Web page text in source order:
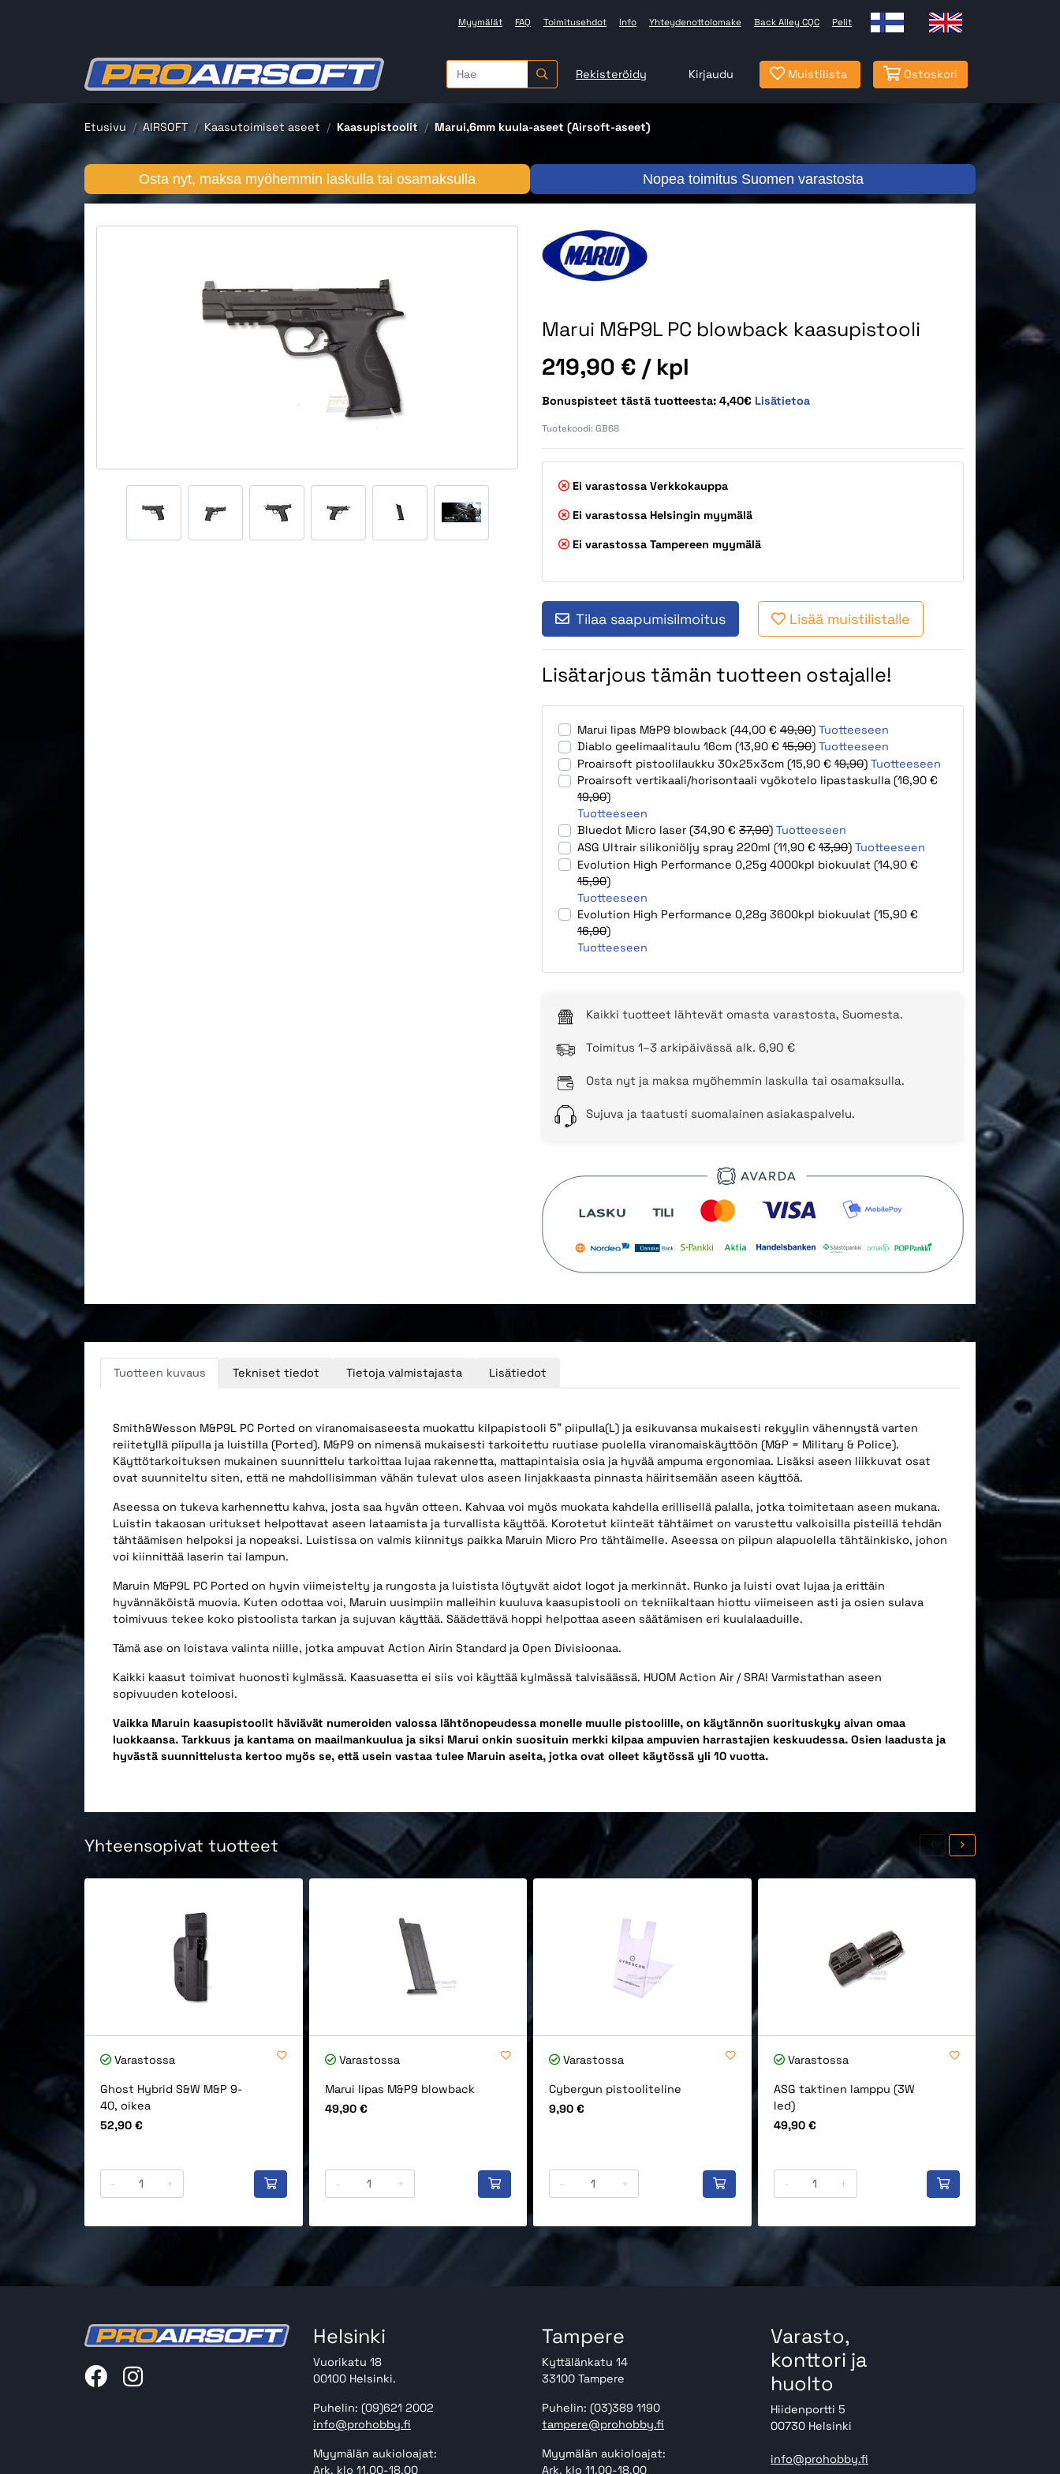
Myymälät FAQ Toimitusehdot Info Yhteydenottolomake Back Alley CQC Pelit
Rekisteröidy Kirjaudu Muistilista Ostoskori
Etusivu AIRSOFT Kaasutoimiset aseet Kaasupistoolit Marui,6mm kuula-aseet (Airsoft-aseet)
Osta nyt, maksa myöhemmin laskulla tai osamaksulla Nopea toimitus Suomen varastosta
Marui M&P9L PC blowback kaasupistooli
Hinta
219,90 € / kpl
Bonuspisteet tästä tuotteesta: 4,40€ Lisätietoa
Tuotekoodi: GB68
Ei varastossa Verkkokauppa
Ei varastossa Helsingin myymälä
Ei varastossa Tampereen myymälä
Tilaa saapumisilmoitus Lisää muistilistalle
Lisätarjous tämän tuotteen ostajalle!
Marui lipas M&P9 blowback (44,00 € 49,90) Tuotteeseen
Diablo geelimaalitaulu 16cm (13,90 € 15,90) Tuotteeseen
Proairsoft pistoolilaukku 30x25x3cm (15,90 € 19,90) Tuotteeseen
Proairsoft vertikaali/horisontaali vyökotelo lipastaskulla (16,90 €
19,90)
Tuotteeseen
Bluedot Micro laser (34,90 € 37,90) Tuotteeseen
ASG Ultrair silikoniöljy spray 220ml (11,90 € 13,90) Tuotteeseen
Evolution High Performance 0,25g 4000kpl biokuulat (14,90 €
15,90)
Tuotteeseen
Evolution High Performance 0,28g 3600kpl biokuulat (15,90 €
16,90)
Tuotteeseen
Kaikki tuotteet lähtevät omasta varastosta, Suomesta.
Toimitus 1–3 arkipäivässä alk. 6,90 €
Osta nyt ja maksa myöhemmin laskulla tai osamaksulla.
Sujuva ja taatusti suomalainen asiakaspalvelu.
Tuotteen kuvaus Tekniset tiedot Tietoja valmistajasta Lisätiedot
Smith&Wesson M&P9L PC Ported on viranomaisaseesta muokattu kilpapistooli 5" piipulla(L) ja esikuvansa mukaisesti rekyylin vähennystä varten
reiitetyllä piipulla ja luistilla (Ported). M&P9 on nimensä mukaisesti tarkoitettu ruutiase puolella viranomaiskäyttöön (M&P = Military & Police).
Käyttötarkoituksen mukainen suunnittelu tarkoittaa lujaa rakennetta, mattapintaisia osia ja hyvää ampuma ergonomiaa. Lisäksi aseen liikkuvat osat
ovat suunniteltu siten, että ne mahdollisimman vähän tulevat ulos aseen linjakkaasta pinnasta häiritsemään aseen käyttöä.
Aseessa on tukeva karhennettu kahva, josta saa hyvän otteen. Kahvaa voi myös muokata kahdella erillisellä palalla, jotka toimitetaan aseen mukana.
Luistin takaosan uritukset helpottavat aseen lataamista ja turvallista käyttöä. Korotetut kiinteät tähtäimet on varustettu valkoisilla pisteillä tehdän
tähtäämisen helpoksi ja nopeaksi. Luistissa on valmis kiinnitys paikka Maruin Micro Pro tähtäimelle. Aseessa on piipun alapuolella tähtäinkisko, johon
voi kiinnittää laserin tai lampun.
Maruin M&P9L PC Ported on hyvin viimeistelty ja rungosta ja luistista löytyvät aidot logot ja merkinnät. Runko ja luisti ovat lujaa ja erittäin
hyvännäköistä muovia. Kuten odottaa voi, Maruin uusimpiin malleihin kuuluva kaasupistooli on tekniikaltaan hiottu viimeiseen asti ja osien sulava
toimivuus tekee koko pistoolista tarkan ja sujuvan käyttää. Säädettävä hoppi helpottaa aseen säätämisen eri kuulalaaduille.
Tämä ase on loistava valinta niille, jotka ampuvat Action Airin Standard ja Open Divisioonaa.
Kaikki kaasut toimivat huonosti kylmässä. Kaasuasetta ei siis voi käyttää kylmässä talvisäässä. HUOM Action Air / SRA! Varmistathan aseen
sopivuuden koteloosi.
Vaikka Maruin kaasupistoolit häviävät numeroiden valossa lähtönopeudessa monelle muulle pistoolille, on käytännön suorituskyky aivan omaa
luokkaansa. Tarkkuus ja kantama on maailmankuulua ja siksi Marui onkin suosituin merkki kilpaa ampuvien harrastajien keskuudessa. Osien laadusta ja
hyvästä suunnittelusta kertoo myös se, että usein vastaa tulee Maruin aseita, jotka ovat olleet käytössä yli 10 vuotta.
Yhteensopivat tuotteet
Varastossa
Ghost Hybrid S&W M&P 9-
40, oikea
Hinta
52,90 €
- +
Varastossa
Marui lipas M&P9 blowback
Hinta
49,90 €
- +
Varastossa
Cybergun pistooliteline
Hinta
9,90 €
- +
Varastossa
ASG taktinen lamppu (3W
led)
Hinta
49,90 €
- +
Helsinki
Vuorikatu 18
00100 Helsinki.
Puhelin: (09)621 2002
info@prohobby.fi
Myymälän aukioloajat:
Ark. klo 11.00-18.00
Tampere
Kyttälänkatu 14
33100 Tampere
Puhelin: (03)389 1190
tampere@prohobby.fi
Myymälän aukioloajat:
Ark. klo 11.00-18.00
Varasto,
konttori ja
huolto
Hiidenportti 5
00730 Helsinki
info@prohobby.fi